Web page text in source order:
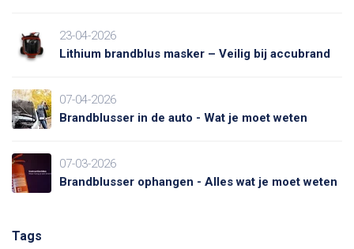
23-04-2026
Lithium brandblus masker – Veilig bij accubrand
07-04-2026
Brandblusser in de auto - Wat je moet weten
07-03-2026
Brandblusser ophangen - Alles wat je moet weten
Tags